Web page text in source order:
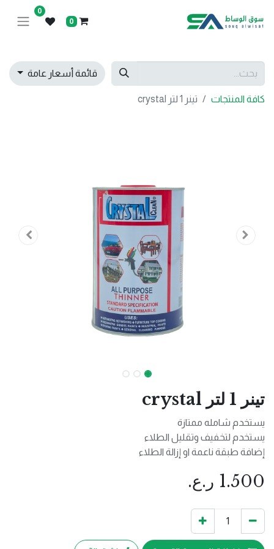
0
0
قائمة أسعار عامة
كافة المنتجات تينر 1 لتر crystal
تينر 1 لتر crystal
يستخدم شامله ممتازة
يستخدم لتخفيف وتقليل الطلاء
إضافة طبقة ناعمة او إزالة الطلاء
1.500 ر.ع.